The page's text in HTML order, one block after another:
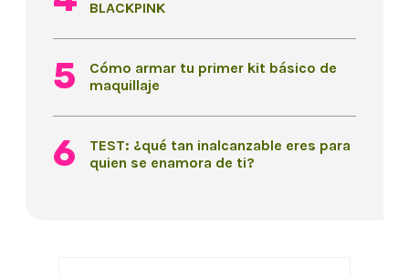
BLACKPINK
Cómo armar tu primer kit básico de
maquillaje
TEST: ¿qué tan inalcanzable eres para
quien se enamora de ti?